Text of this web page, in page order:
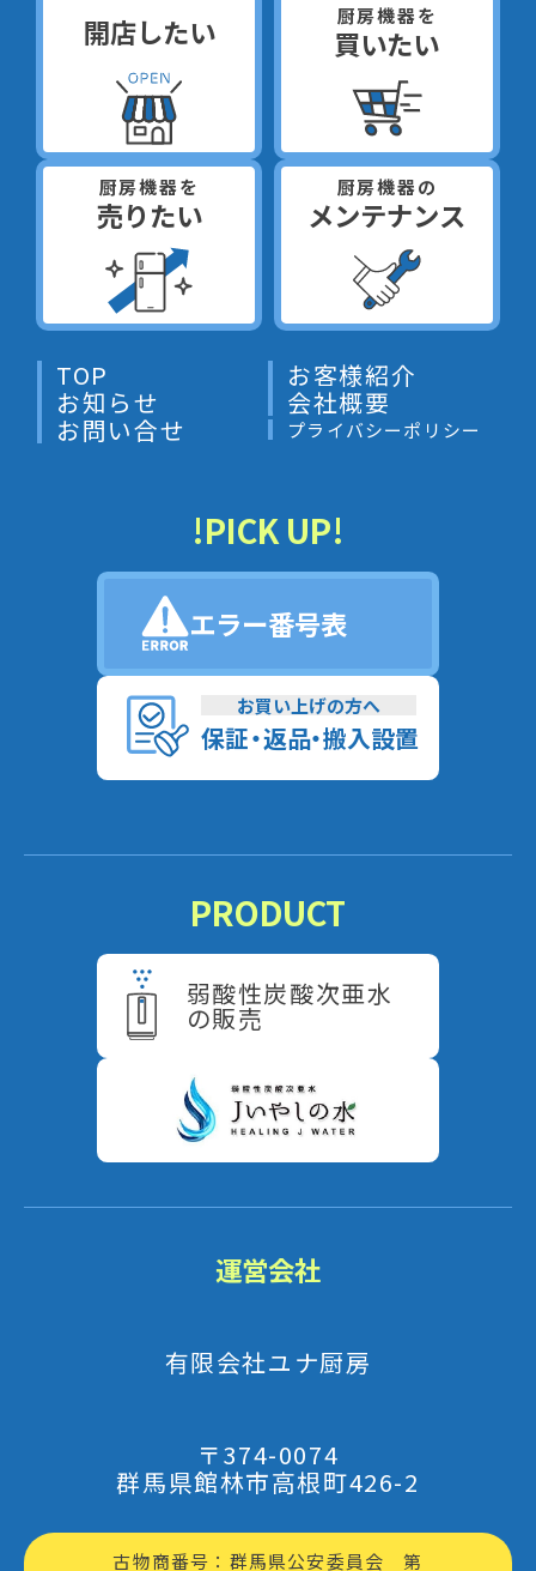
開店したい 厨房機器を
買いたい
厨房機器を
売りたい
厨房機器の
メンテナンス
TOP お客様紹介
お知らせ 会社概要
お問い合せ プライバシーポリシー
!PICK UP!
エラー番号表
お買い上げの方へ
保証・返品・搬入設置
PRODUCT
弱酸性炭酸次亜水
の販売
運営会社
有限会社ユナ厨房
〒374-0074
群馬県館林市高根町426-2
古物商番号：群馬県公安委員会 第